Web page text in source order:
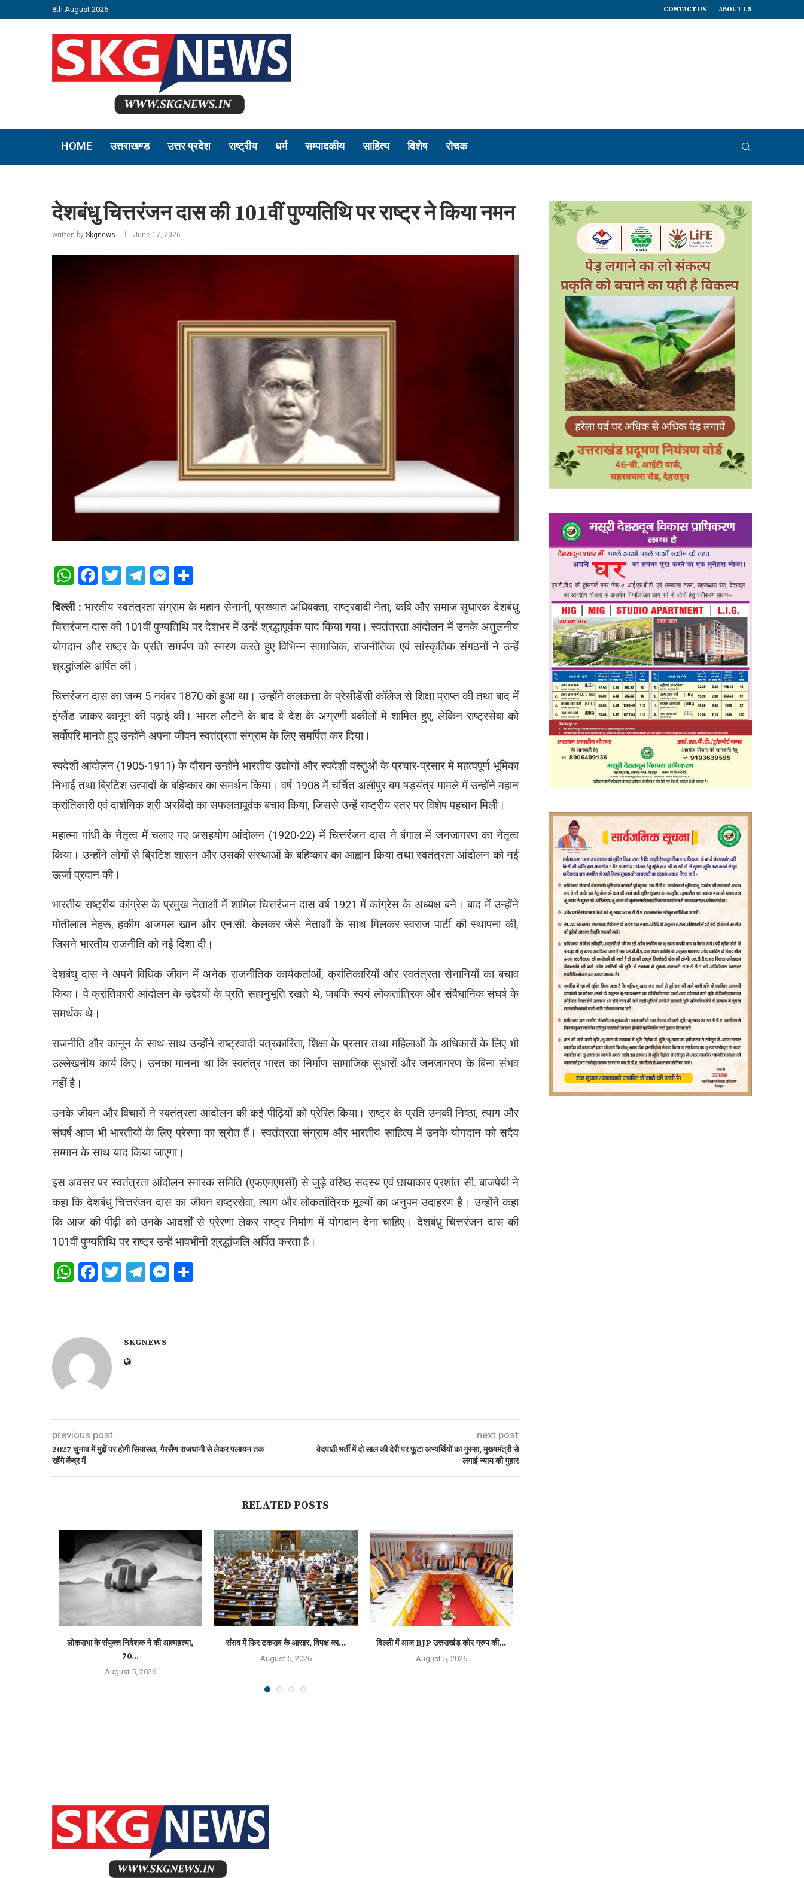
8th August 2026 CONTACT US ABOUT US
HOME उत्तराखण्ड उत्तर प्रदेश राष्ट्रीय धर्म सम्पादकीय साहित्य विशेष रोचक
देशबंधु चित्तरंजन दास की 101वीं पुण्यतिथि पर राष्ट्र ने किया नमन
written by Skgnews June 17, 2026
WhatsApp
Facebook
Twitter
Telegram
Messenger
दिल्ली : भारतीय स्वतंत्रता संग्राम के महान सेनानी, प्रख्यात अधिवक्ता, राष्ट्रवादी नेता, कवि और समाज सुधारक देशबंधु
चित्तरंजन दास की 101वीं पुण्यतिथि पर देशभर में उन्हें श्रद्धापूर्वक याद किया गया। स्वतंत्रता आंदोलन में उनके अतुलनीय
योगदान और राष्ट्र के प्रति समर्पण को स्मरण करते हुए विभिन्न सामाजिक, राजनीतिक एवं सांस्कृतिक संगठनों ने उन्हें
श्रद्धांजलि अर्पित की।
चित्तरंजन दास का जन्म 5 नवंबर 1870 को हुआ था। उन्होंने कलकत्ता के प्रेसीडेंसी कॉलेज से शिक्षा प्राप्त की तथा बाद में
इंग्लैंड जाकर कानून की पढ़ाई की। भारत लौटने के बाद वे देश के अग्रणी वकीलों में शामिल हुए, लेकिन राष्ट्रसेवा को
सर्वोपरि मानते हुए उन्होंने अपना जीवन स्वतंत्रता संग्राम के लिए समर्पित कर दिया।
स्वदेशी आंदोलन (1905-1911) के दौरान उन्होंने भारतीय उद्योगों और स्वदेशी वस्तुओं के प्रचार-प्रसार में महत्वपूर्ण भूमिका
निभाई तथा ब्रिटिश उत्पादों के बहिष्कार का समर्थन किया। वर्ष 1908 में चर्चित अलीपुर बम षड्यंत्र मामले में उन्होंने महान
क्रांतिकारी एवं दार्शनिक श्री अरबिंदो का सफलतापूर्वक बचाव किया, जिससे उन्हें राष्ट्रीय स्तर पर विशेष पहचान मिली।
महात्मा गांधी के नेतृत्व में चलाए गए असहयोग आंदोलन (1920-22) में चित्तरंजन दास ने बंगाल में जनजागरण का नेतृत्व
किया। उन्होंने लोगों से ब्रिटिश शासन और उसकी संस्थाओं के बहिष्कार का आह्वान किया तथा स्वतंत्रता आंदोलन को नई
ऊर्जा प्रदान की।
भारतीय राष्ट्रीय कांग्रेस के प्रमुख नेताओं में शामिल चित्तरंजन दास वर्ष 1921 में कांग्रेस के अध्यक्ष बने। बाद में उन्होंने
मोतीलाल नेहरू, हकीम अजमल खान और एन.सी. केलकर जैसे नेताओं के साथ मिलकर स्वराज पार्टी की स्थापना की,
जिसने भारतीय राजनीति को नई दिशा दी।
देशबंधु दास ने अपने विधिक जीवन में अनेक राजनीतिक कार्यकर्ताओं, क्रांतिकारियों और स्वतंत्रता सेनानियों का बचाव
किया। वे क्रांतिकारी आंदोलन के उद्देश्यों के प्रति सहानुभूति रखते थे, जबकि स्वयं लोकतांत्रिक और संवैधानिक संघर्ष के
समर्थक थे।
राजनीति और कानून के साथ-साथ उन्होंने राष्ट्रवादी पत्रकारिता, शिक्षा के प्रसार तथा महिलाओं के अधिकारों के लिए भी
उल्लेखनीय कार्य किए। उनका मानना था कि स्वतंत्र भारत का निर्माण सामाजिक सुधारों और जनजागरण के बिना संभव
नहीं है।
उनके जीवन और विचारों ने स्वतंत्रता आंदोलन की कई पीढ़ियों को प्रेरित किया। राष्ट्र के प्रति उनकी निष्ठा, त्याग और
संघर्ष आज भी भारतीयों के लिए प्रेरणा का स्रोत हैं। स्वतंत्रता संग्राम और भारतीय साहित्य में उनके योगदान को सदैव
सम्मान के साथ याद किया जाएगा।
इस अवसर पर स्वतंत्रता आंदोलन स्मारक समिति (एफएमएमसी) से जुड़े वरिष्ठ सदस्य एवं छायाकार प्रशांत सी. बाजपेयी ने
कहा कि देशबंधु चित्तरंजन दास का जीवन राष्ट्रसेवा, त्याग और लोकतांत्रिक मूल्यों का अनुपम उदाहरण है। उन्होंने कहा
कि आज की पीढ़ी को उनके आदर्शों से प्रेरणा लेकर राष्ट्र निर्माण में योगदान देना चाहिए। देशबंधु चित्तरंजन दास की
101वीं पुण्यतिथि पर राष्ट्र उन्हें भावभीनी श्रद्धांजलि अर्पित करता है।
WhatsApp
Facebook
Twitter
Telegram
Messenger
SKGNEWS
previous post
2027 चुनाव में मुद्दों पर होगी सियासत, गैरसैंण राजधानी से लेकर पलायन तक
रहेंगे केंद्र में
next post
वेदपाठी भर्ती में दो साल की देरी पर फूटा अभ्यर्थियों का गुस्सा, मुख्यमंत्री से
लगाई न्याय की गुहार
RELATED POSTS
लोकसभा के संयुक्त निदेशक ने की आत्महत्या,
70...
August 5, 2026
संसद में फिर टकराव के आसार, विपक्ष का...
August 5, 2026
दिल्ली में आज BJP उत्तराखंड कोर ग्रुप की...
August 5, 2026